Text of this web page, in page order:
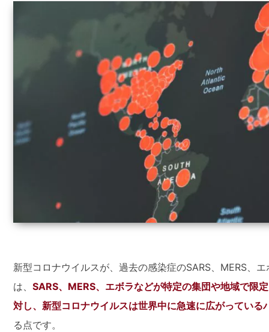
新型コロナウイルスが、過去の感染症のSARS、MERS、
は、SARS、MERS、エボラなどが特定の集団や地域で限
対し、新型コロナウイルスは世界中に急速に広がっている
る点です。